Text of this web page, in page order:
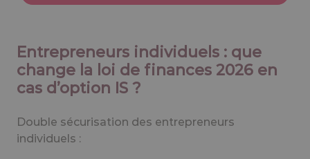
Entrepreneurs individuels : que
change la loi de finances 2026 en
cas d’option IS ?
Double sécurisation des entrepreneurs
individuels :